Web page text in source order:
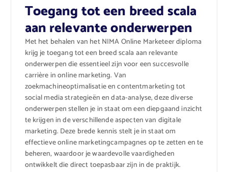
Toegang tot een breed scala
aan relevante onderwerpen
Met het behalen van het NIMA Online Marketeer diploma
krijg je toegang tot een breed scala aan relevante
onderwerpen die essentieel zijn voor een succesvolle
carrière in online marketing. Van
zoekmachineoptimalisatie en contentmarketing tot
social media strategieën en data-analyse, deze diverse
onderwerpen stellen je in staat om een diepgaand inzicht
te krijgen in de verschillende aspecten van digitale
marketing. Deze brede kennis stelt je in staat om
effectieve online marketingcampagnes op te zetten en te
beheren, waardoor je waardevolle vaardigheden
ontwikkelt die direct toepasbaar zijn in de praktijk.